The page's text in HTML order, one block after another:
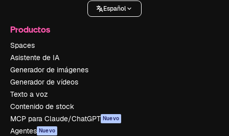
Español
Productos
Spaces
Asistente de IA
Generador de imágenes
Generador de vídeos
Texto a voz
Contenido de stock
MCP para Claude/ChatGPT Nuevo
Agentes Nuevo